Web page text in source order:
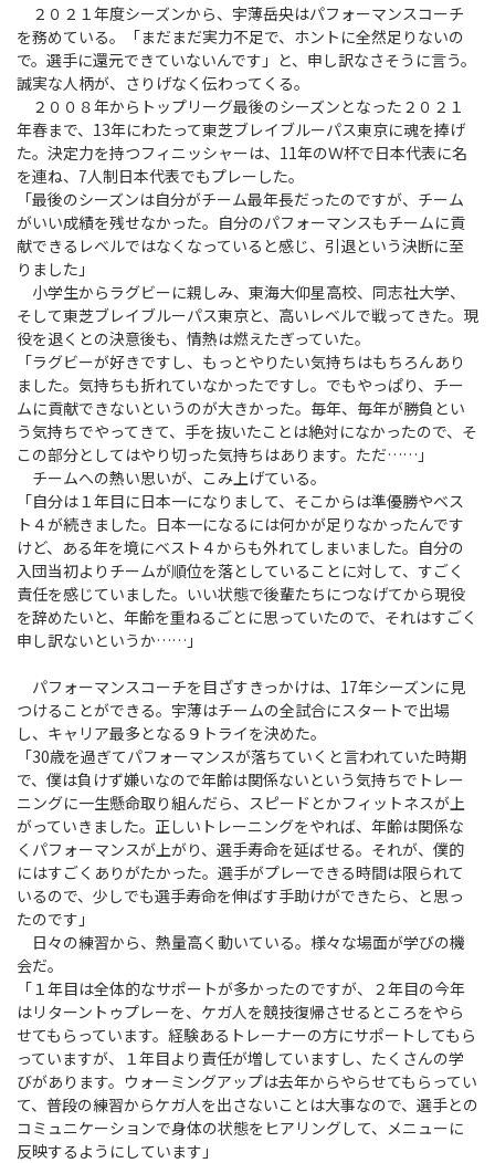
２０２１年度シーズンから、宇薄岳央はパフォーマンスコーチ
を務めている。「まだまだ実力不足で、ホントに全然足りないの
で。選手に還元できていないんです」と、申し訳なさそうに言う。
誠実な人柄が、さりげなく伝わってくる。
２００８年からトップリーグ最後のシーズンとなった２０２１
年春まで、13年にわたって東芝ブレイブルーパス東京に魂を捧げ
た。決定力を持つフィニッシャーは、11年のＷ杯で日本代表に名
を連ね、7人制日本代表でもプレーした。
「最後のシーズンは自分がチーム最年長だったのですが、チーム
がいい成績を残せなかった。自分のパフォーマンスもチームに貢
献できるレベルではなくなっていると感じ、引退という決断に至
りました」
小学生からラグビーに親しみ、東海大仰星高校、同志社大学、
そして東芝ブレイブルーパス東京と、高いレベルで戦ってきた。現
役を退くとの決意後も、情熱は燃えたぎっていた。
「ラグビーが好きですし、もっとやりたい気持ちはもちろんあり
ました。気持ちも折れていなかったですし。でもやっぱり、チー
ムに貢献できないというのが大きかった。毎年、毎年が勝負とい
う気持ちでやってきて、手を抜いたことは絶対になかったので、そ
この部分としてはやり切った気持ちはあります。ただ……」
チームへの熱い思いが、こみ上げている。
「自分は１年目に日本一になりまして、そこからは準優勝やベス
ト４が続きました。日本一になるには何かが足りなかったんです
けど、ある年を境にベスト４からも外れてしまいました。自分の
入団当初よりチームが順位を落としていることに対して、すごく
責任を感じていました。いい状態で後輩たちにつなげてから現役
を辞めたいと、年齢を重ねるごとに思っていたので、それはすごく
申し訳ないというか……」
パフォーマンスコーチを目ざすきっかけは、17年シーズンに見
つけることができる。宇薄はチームの全試合にスタートで出場
し、キャリア最多となる９トライを決めた。
「30歳を過ぎてパフォーマンスが落ちていくと言われていた時期
で、僕は負けず嫌いなので年齢は関係ないという気持ちでトレー
ニングに一生懸命取り組んだら、スピードとかフィットネスが上
がっていきました。正しいトレーニングをやれば、年齢は関係な
くパフォーマンスが上がり、選手寿命を延ばせる。それが、僕的
にはすごくありがたかった。選手がプレーできる時間は限られて
いるので、少しでも選手寿命を伸ばす手助けができたら、と思っ
たのです」
日々の練習から、熱量高く動いている。様々な場面が学びの機
会だ。
「１年目は全体的なサポートが多かったのですが、２年目の今年
はリターントゥプレーを、ケガ人を競技復帰させるところをやら
せてもらっています。経験あるトレーナーの方にサポートしてもら
っていますが、１年目より責任が増していますし、たくさんの学
びがあります。ウォーミングアップは去年からやらせてもらってい
て、普段の練習からケガ人を出さないことは大事なので、選手との
コミュニケーションで身体の状態をヒアリングして、メニューに
反映するようにしています」